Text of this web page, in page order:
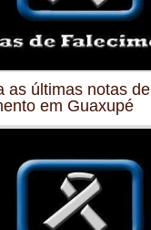
as últimas notas de
em Guaxupé